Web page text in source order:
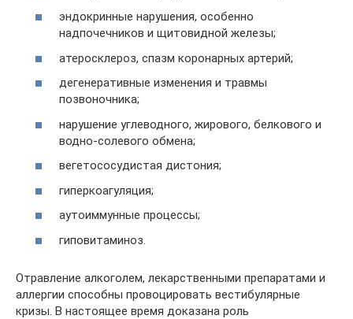
эндокринные нарушения, особенно
надпочечников и щитовидной железы;
атеросклероз, спазм коронарных артерий;
дегенеративные изменения и травмы
позвоночника;
нарушение углеводного, жирового, белкового и
водно-солевого обмена;
вегетососудистая дистония;
гиперкоагуляция;
аутоиммунные процессы;
гиповитаминоз.
Отравление алкоголем, лекарственными препаратами и
аллергии способны провоцировать вестибулярные
кризы. В настоящее время доказана роль